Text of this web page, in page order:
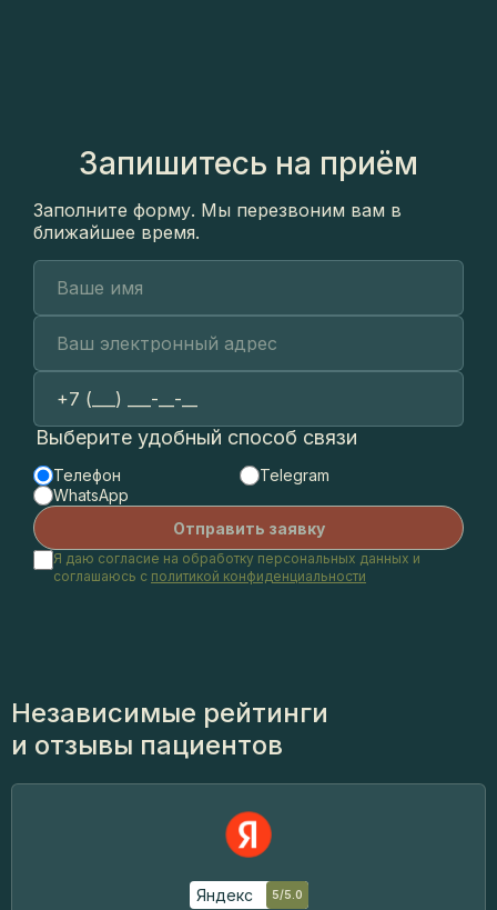
Запишитесь на приём
Заполните форму. Мы перезвоним вам в
ближайшее время.
Выберите удобный способ связи
Телефон
Telegram
WhatsApp
Я даю согласие на обработку персональных данных и
соглашаюсь с политикой конфиденциальности
Независимые рейтинги
и отзывы пациентов
Яндекс 5/5.0